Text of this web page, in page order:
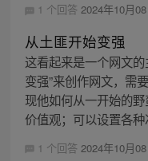
1 个回答 2024年10月
从土匪开始变强
这看起来是一个网文
变强”来创作网文，需
现他如何从一开始的
价值观；可以设置各
1 个回答 2024年10月